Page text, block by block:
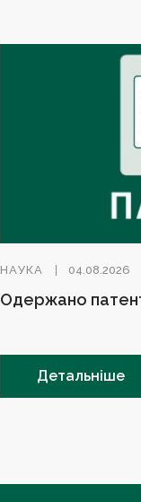
НАУКА 04.08.2026
Одержано
Детальніше